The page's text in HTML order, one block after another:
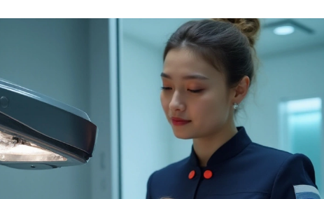
решений, который помогает каждому выглядеть молодо и